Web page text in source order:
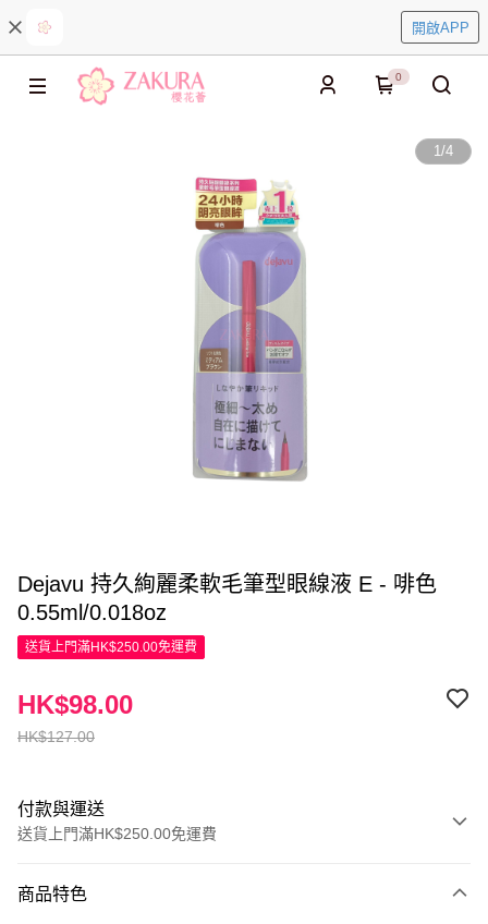
開啟APP
0
1/4
Dejavu 持久絢麗柔軟毛筆型眼線液 E - 啡色
0.55ml/0.018oz
送貨上門滿HK$250.00免運費
HK$127.00
HK$98.00
付款與運送
送貨上門滿HK$250.00免運費
信用卡
商品特色